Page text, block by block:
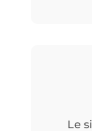
Le